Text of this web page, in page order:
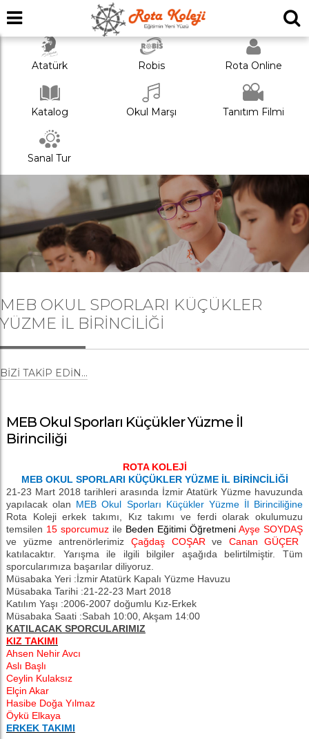
Atatürk Robis Rota Online
Katalog Okul Marşı Tanıtım Filmi
Sanal Tur
MEB OKUL SPORLARI KÜÇÜKLER
YÜZME İL BIRINCILIĞI
BIZI TAKIP EDIN...
MEB Okul Sporları Küçükler Yüzme İl
Birinciliği
ROTA KOLEJİ
MEB OKUL SPORLARI KÜÇÜKLER YÜZME İL BİRİNCİLİĞİ
21-23 Mart 2018 tarihleri arasında İzmir Atatürk Yüzme havuzunda
yapılacak olan MEB Okul Sporları Küçükler Yüzme İl Birinciliğine
Rota Koleji erkek takımı, Kız takımı ve ferdi olarak okulumuzu
temsilen 15 sporcumuz ile Beden Eğitimi ÖğretmeniAyşe SOYDAŞ
ve yüzme antrenörlerimiz Çağdaş COŞARve Canan GÜÇER
katılacaktır. Yarışma ile ilgili bilgiler aşağıda belirtilmiştir. Tüm
sporcularımıza başarılar diliyoruz.
Müsabaka Yeri :İzmir Atatürk Kapalı Yüzme Havuzu
Müsabaka Tarihi :21-22-23 Mart 2018
Katılım Yaşı :2006-2007 doğumlu Kız-Erkek
Müsabaka Saati :Sabah 10:00, Akşam 14:00
KATILACAK SPORCULARIMIZ
KIZ TAKIMI
Ahsen Nehir Avcı
Aslı Başlı
Ceylin Kulaksız
Elçin Akar
Hasibe Doğa Yılmaz
Öykü Elkaya
ERKEK TAKIMI